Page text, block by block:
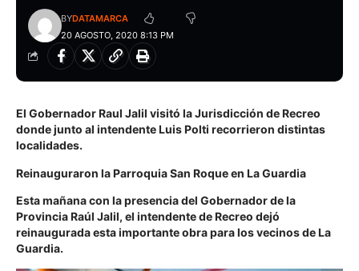
20 AGOSTO, 2020 8:13 PM
BYDATAMARCA
El Gobernador Raul Jalil visitó la Jurisdicción de Recreo
donde junto al intendente Luis Polti recorrieron distintas
localidades.
Reinauguraron la Parroquia San Roque en La Guardia
Esta mañana con la presencia del Gobernador de la
Provincia Raúl Jalil, el intendente de Recreo dejó
reinaugurada esta importante obra para los vecinos de La
Guardia.